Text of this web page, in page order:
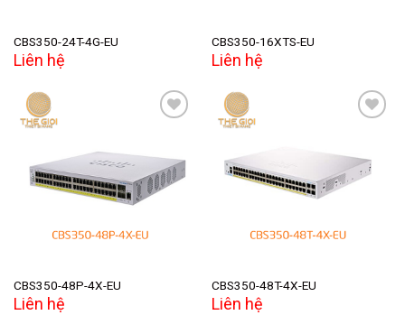
CBS350-24T-4G-EU
Liên hệ
CBS350-16XTS-EU
Liên hệ
Add to
wishlist
CBS350-48P-4X-EU
Liên hệ
Add to
wishlist
CBS350-48T-4X-EU
Liên hệ